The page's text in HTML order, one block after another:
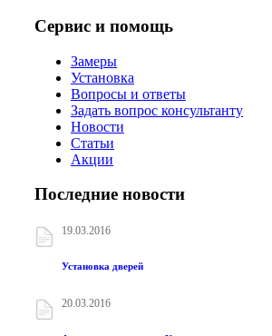
Сервис и помощь
Замеры
Установка
Вопросы и ответы
Задать вопрос консультанту
Новости
Статьи
Акции
Последние новости
19.03.2016
Установка дверей
20.03.2016